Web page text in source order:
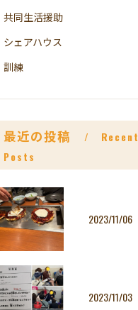
共同生活援助
シェアハウス
訓練
最近の投稿
Recent
Posts
2023/11/06
2023/11/03